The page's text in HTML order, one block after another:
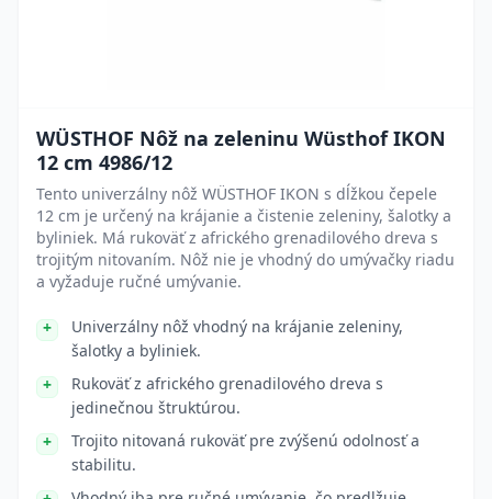
WÜSTHOF Nôž na zeleninu Wüsthof IKON
12 cm 4986/12
Tento univerzálny nôž WÜSTHOF IKON s dĺžkou čepele
12 cm je určený na krájanie a čistenie zeleniny, šalotky a
byliniek. Má rukoväť z afrického grenadilového dreva s
trojitým nitovaním. Nôž nie je vhodný do umývačky riadu
a vyžaduje ručné umývanie.
Univerzálny nôž vhodný na krájanie zeleniny,
šalotky a byliniek.
Rukoväť z afrického grenadilového dreva s
jedinečnou štruktúrou.
Trojito nitovaná rukoväť pre zvýšenú odolnosť a
stabilitu.